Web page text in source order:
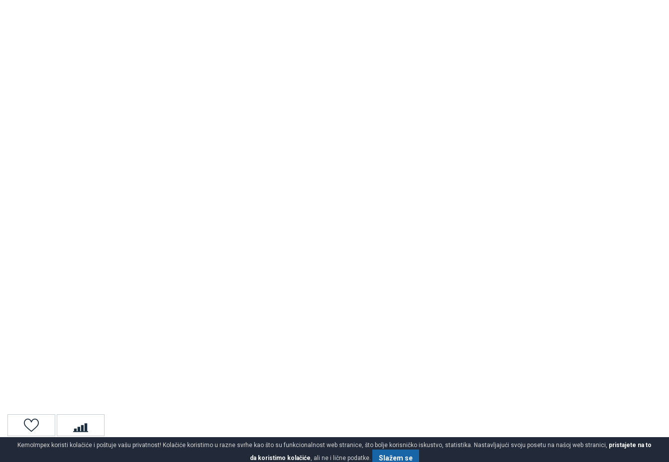
KemoImpex koristi kolačiće i poštuje vašu privatnost! Kolačiće koristimo u razne svrhe kao što su funkcionalnost web stranice, što bolje korisničko iskustvo, statistika. Nastavljajući svoju posetu na našoj web stranici, pristajete na to
da koristimo kolačiće , ali ne i lične podatke. Slažem se